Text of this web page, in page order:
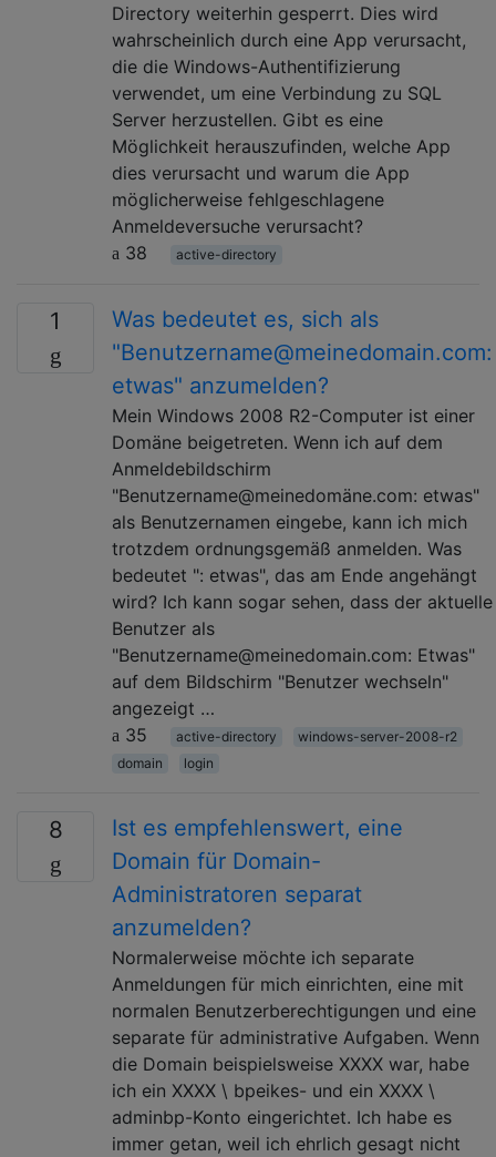
Directory weiterhin gesperrt. Dies wird
wahrscheinlich durch eine App verursacht,
die die Windows-Authentifizierung
verwendet, um eine Verbindung zu SQL
Server herzustellen. Gibt es eine
Möglichkeit herauszufinden, welche App
dies verursacht und warum die App
möglicherweise fehlgeschlagene
Anmeldeversuche verursacht?
38
active-directory
1
Was bedeutet es, sich als
"Benutzername@meinedomain.com:
etwas" anzumelden?
Mein Windows 2008 R2-Computer ist einer
Domäne beigetreten. Wenn ich auf dem
Anmeldebildschirm
"Benutzername@meinedomäne.com: etwas"
als Benutzernamen eingebe, kann ich mich
trotzdem ordnungsgemäß anmelden. Was
bedeutet ": etwas", das am Ende angehängt
wird? Ich kann sogar sehen, dass der aktuelle
Benutzer als
"Benutzername@meinedomain.com: Etwas"
auf dem Bildschirm "Benutzer wechseln"
angezeigt …
35
active-directory
windows-server-2008-r2
domain
login
8
Ist es empfehlenswert, eine
Domain für Domain-
Administratoren separat
anzumelden?
Normalerweise möchte ich separate
Anmeldungen für mich einrichten, eine mit
normalen Benutzerberechtigungen und eine
separate für administrative Aufgaben. Wenn
die Domain beispielsweise XXXX war, habe
ich ein XXXX \ bpeikes- und ein XXXX \
adminbp-Konto eingerichtet. Ich habe es
immer getan, weil ich ehrlich gesagt nicht